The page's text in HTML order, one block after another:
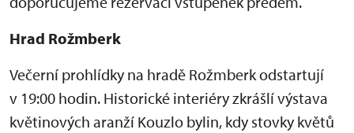
Hrad Rožmberk
Večerní prohlídky na hradě Rožmberk odstartují
v 19:00 hodin. Historické interiéry zkrášlí výstava
květinových aranží Kouzlo bylin, kdy stovky květů